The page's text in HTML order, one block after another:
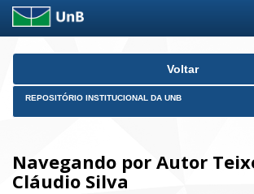
Skip
Voltar
REPOSITÓRIO INSTITUCIONAL DA UNB
Navegando por Autor
Cláudio Silva